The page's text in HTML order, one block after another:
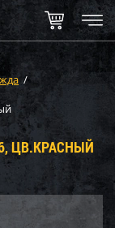
/
ЦВ.КРАСНЫЙ